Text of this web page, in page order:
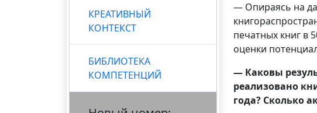
КРЕАТИВНЫЙ
КОНТЕКСТ
БИБЛИОТЕКА
КОМПЕТЕНЦИЙ
— Опираясь на
печатных книг в
оценки
— Каковы
реализовано
года? Сколько